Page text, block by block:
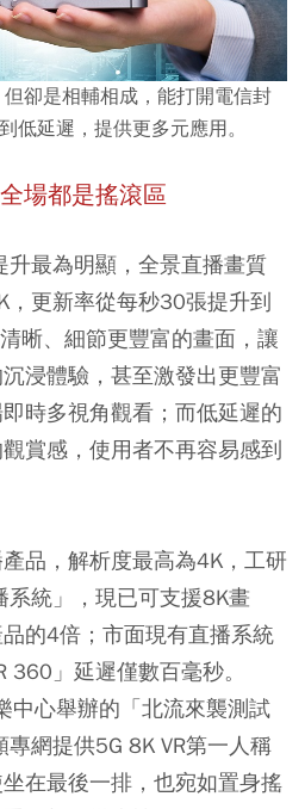
卻是相輔相成，能打開電信封
低延遲，提供更多元應用。
場都是搖滾區
升最為明顯，全景直播畫質
更新率從每秒30張提升到
晰、細節更豐富的畫面，讓
浸體驗，甚至激發出更豐富
時多視角觀看；而低延遲的
賞感，使用者不再容易感到
品，解析度最高為4K，工研
系統」，現已可支援8K畫
的4倍；市面現有直播系統
360」延遲僅數百毫秒。
中心舉辦的「北流來襲測試
網提供5G 8K VR第一人稱
在最後一排，也宛如置身搖